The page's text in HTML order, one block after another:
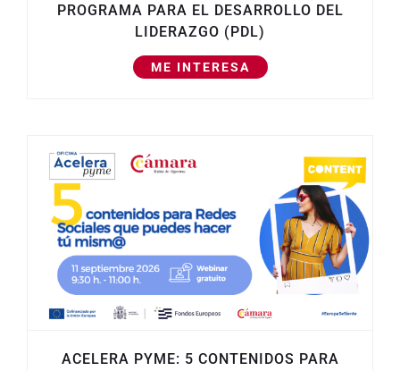
PROGRAMA PARA EL DESARROLLO DEL
LIDERAZGO (PDL)
ME INTERESA
ACELERA PYME: 5 CONTENIDOS PARA